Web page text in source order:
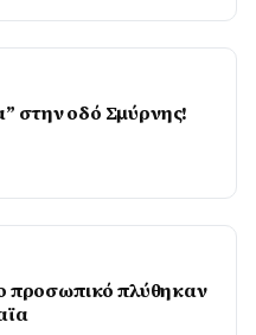
στην οδό Σμύρνης!
προσωπικό πλύθηκαν